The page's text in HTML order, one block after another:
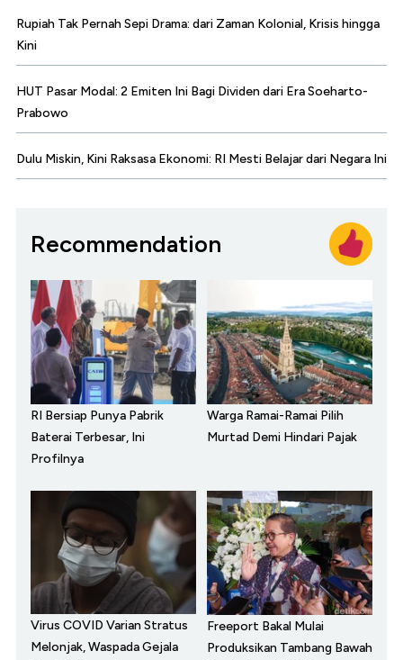
Rupiah Tak Pernah Sepi Drama: dari Zaman Kolonial, Krisis hingga
Kini
HUT Pasar Modal: 2 Emiten Ini Bagi Dividen dari Era Soeharto-
Prabowo
Dulu Miskin, Kini Raksasa Ekonomi: RI Mesti Belajar dari Negara Ini
Recommendation
RI Bersiap Punya Pabrik
Baterai Terbesar, Ini
Profilnya
Warga Ramai-Ramai Pilih
Murtad Demi Hindari Pajak
Virus COVID Varian Stratus
Melonjak, Waspada Gejala
Freeport Bakal Mulai
Produksikan Tambang Bawah